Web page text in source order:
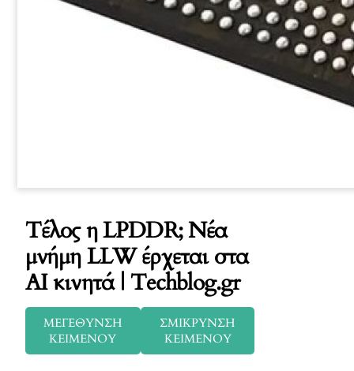
Τέλος η LPDDR; Νέα
μνήμη LLW έρχεται στα
AI κινητά | Techblog.gr
ΜΕΓΕΘΥΝΣΗ
ΚΕΙΜΕΝΟΥ
ΣΜΙΚΡΥΝΣΗ
ΚΕΙΜΕΝΟΥ